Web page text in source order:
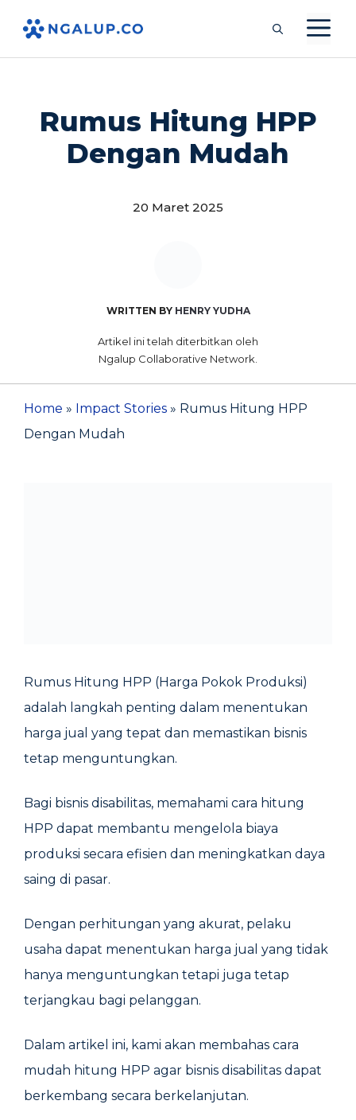
isi
Rumus Hitung HPP
Dengan Mudah
20 Maret 2025
WRITTEN BY HENRY YUDHA
Artikel ini telah diterbitkan oleh
Ngalup Collaborative Network.
Home » Impact Stories » Rumus Hitung HPP
Dengan Mudah
Rumus Hitung HPP (Harga Pokok Produksi)
adalah langkah penting dalam menentukan
harga jual yang tepat dan memastikan bisnis
tetap menguntungkan.
Bagi bisnis disabilitas, memahami cara hitung
HPP dapat membantu mengelola biaya
produksi secara efisien dan meningkatkan daya
saing di pasar.
Dengan perhitungan yang akurat, pelaku
usaha dapat menentukan harga jual yang tidak
hanya menguntungkan tetapi juga tetap
terjangkau bagi pelanggan.
Dalam artikel ini, kami akan membahas cara
mudah hitung HPP agar bisnis disabilitas dapat
berkembang secara berkelanjutan.